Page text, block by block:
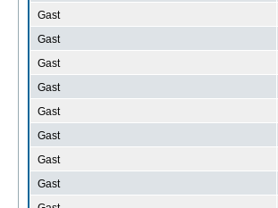
Gast
Gast
Gast
Gast
Gast
Gast
Gast
Gast